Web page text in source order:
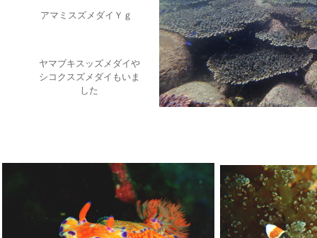
ヤマブキスッズメダイや
シコクスズメダイもいま
した
アマミスズメダイＹｇ